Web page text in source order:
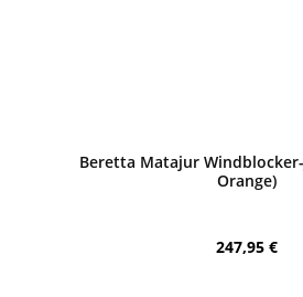
Beretta Matajur
Orange)
Regulärer
247,95 €